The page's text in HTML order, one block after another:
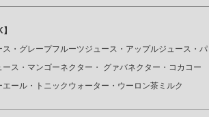
ス・グレープフルーツジュース・アップルジュース・パ
ース・マンゴーネクター・ グァバネクター・コカコー
エール・トニックウォーター・ウーロン茶ミルク